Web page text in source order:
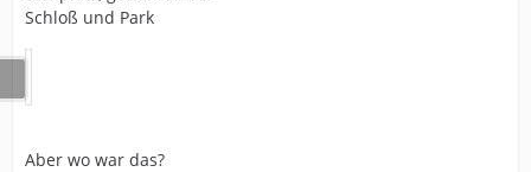
Schloß und Park
Aber wo war das?